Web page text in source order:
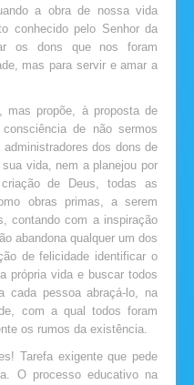
a obra de nossa vida
conhecido pelo Senhor da
os dons que nos foram
mas para servir e amar a
propõe, à proposta de
de não sermos
dos dons de
vida, nem a planejou por
de Deus, todas as
obras primas, a serem
contando com a inspiração
abandona qualquer um dos
de felicidade identificar o
própria vida e buscar todos
cada pessoa abraçá-lo, na
com a qual todos foram
os rumos da existência.
exigente que pede
O processo educativo na